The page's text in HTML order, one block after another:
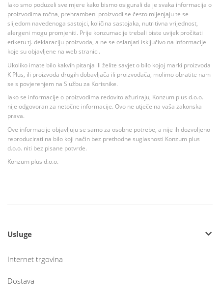
Iako smo poduzeli sve mjere kako bismo osigurali da je svaka informacija o
proizvodima točna, prehrambeni proizvodi se često mijenjaju te se
slijedom navedenoga sastojci, količina sastojaka, nutritivna vrijednost,
alergeni mogu promjeniti. Prije konzumacije trebali biste uvijek pročitati
etiketu tj. deklaraciju proizvoda, a ne se oslanjati isključivo na informacije
koje su objavljene na web stranici.
Ukoliko imate bilo kakvih pitanja ili želite savjet o bilo kojoj marki proizvoda
K Plus, ili proizvoda drugih dobavljača ili proizvođača, molimo obratite nam
se s povjerenjem na Službu za Korisnike.
Iako se informacije o proizvodima redovito ažuriraju, Konzum plus d.o.o.
nije odgovoran za netočne informacije. Ovo ne utječe na vaša zakonska
prava.
Ove informacije objavljuju se samo za osobne potrebe, a nije ih dozvoljeno
reproducirati na bilo koji način bez prethodne suglasnosti Konzum plus
d.o.o. niti bez pisane potvrde.
Konzum plus d.o.o.
Usluge
Internet trgovina
Dostava